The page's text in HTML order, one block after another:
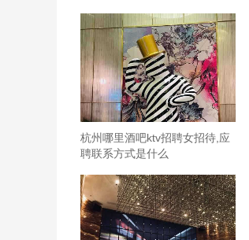
杭州哪里酒吧ktv招聘女招待,应
聘联系方式是什么